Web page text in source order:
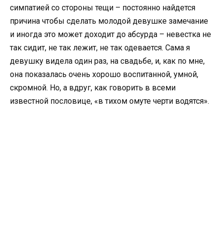
симпатией со стороны тещи – постоянно найдется
причина чтобы сделать молодой девушке замечание
и иногда это может доходит до абсурда – невестка не
так сидит, не так лежит, не так одевается. Сама я
девушку видела один раз, на свадьбе, и, как по мне,
она показалась очень хорошо воспитанной, умной,
скромной. Но, а вдруг, как говорить в всеми
известной пословице, «в тихом омуте черти водятся».